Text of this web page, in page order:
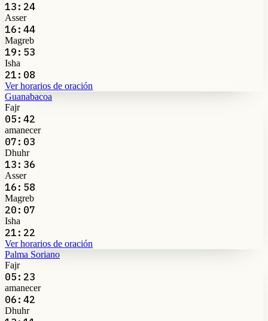
13:24
Asser
16:44
Magreb
19:53
Isha
21:08
Ver horarios de oración
Guanabacoa
Fajr
05:42
amanecer
07:03
Dhuhr
13:36
Asser
16:58
Magreb
20:07
Isha
21:22
Ver horarios de oración
Palma Soriano
Fajr
05:23
amanecer
06:42
Dhuhr